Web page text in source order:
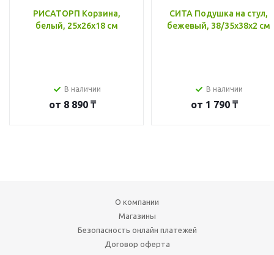
РИСАТОРП Корзина,
белый, 25x26x18 см
В наличии
от 8 890 ₸
СИТА Подушка на стул,
бежевый, 38/35x38x2 см
В наличии
от 1 790 ₸
О компании
Магазины
Безопасность онлайн платежей
Договор оферта